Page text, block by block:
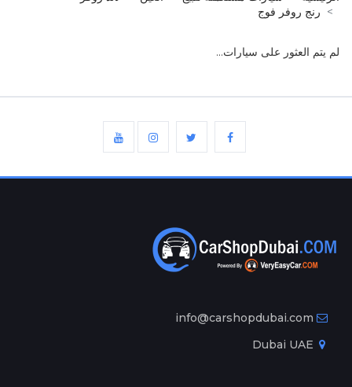
رنج روفر فوج
لم يتم العثور على سيارات...
info@carshopdubai.com